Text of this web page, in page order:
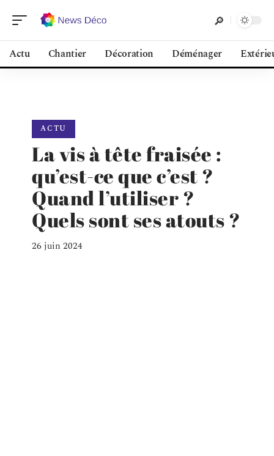
Actu Chantier Décoration Déménager
ACTU
La vis à tête fraisée :
qu’est-ce que c’est ?
Quand l’utiliser ?
Quels sont ses atouts ?
26 juin 2024